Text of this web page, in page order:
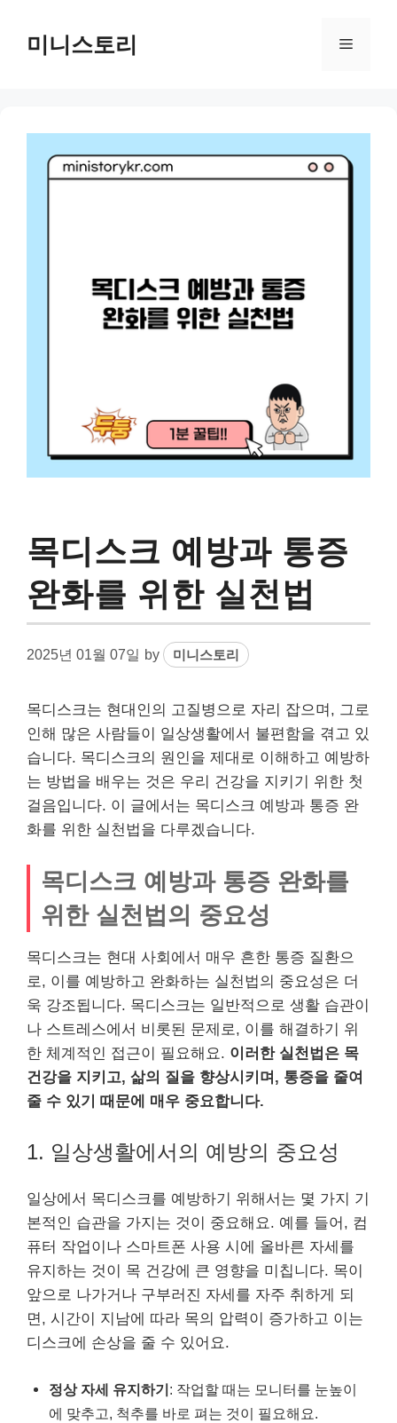
content미니스토리 Menu
목디스크 예방과 통증
완화를 위한 실천법
2025년 01월 07일 by 미니스토리
목디스크는 현대인의 고질병으로 자리 잡으며, 그로
인해 많은 사람들이 일상생활에서 불편함을 겪고 있
습니다. 목디스크의 원인을 제대로 이해하고 예방하
는 방법을 배우는 것은 우리 건강을 지키기 위한 첫
걸음입니다. 이 글에서는 목디스크 예방과 통증 완
화를 위한 실천법을 다루겠습니다.
목디스크 예방과 통증 완화를
위한 실천법의 중요성
목디스크는 현대 사회에서 매우 흔한 통증 질환으
로, 이를 예방하고 완화하는 실천법의 중요성은 더
욱 강조됩니다. 목디스크는 일반적으로 생활 습관이
나 스트레스에서 비롯된 문제로, 이를 해결하기 위
한 체계적인 접근이 필요해요. 이러한 실천법은 목
건강을 지키고, 삶의 질을 향상시키며, 통증을 줄여
줄 수 있기 때문에 매우 중요합니다.
1. 일상생활에서의 예방의 중요성
일상에서 목디스크를 예방하기 위해서는 몇 가지 기
본적인 습관을 가지는 것이 중요해요. 예를 들어, 컴
퓨터 작업이나 스마트폰 사용 시에 올바른 자세를
유지하는 것이 목 건강에 큰 영향을 미칩니다. 목이
앞으로 나가거나 구부러진 자세를 자주 취하게 되
면, 시간이 지남에 따라 목의 압력이 증가하고 이는
디스크에 손상을 줄 수 있어요.
정상 자세 유지하기: 작업할 때는 모니터를 눈높이
에 맞추고, 척추를 바로 펴는 것이 필요해요.